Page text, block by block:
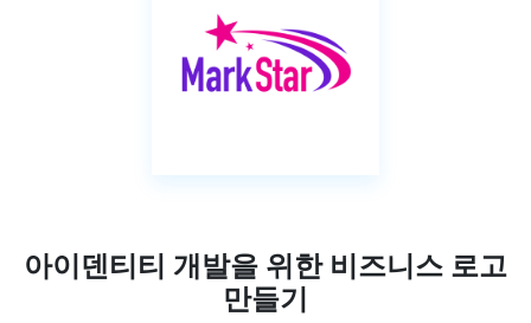
아이덴티티 개발을 위한 비즈니스 로고
만들기